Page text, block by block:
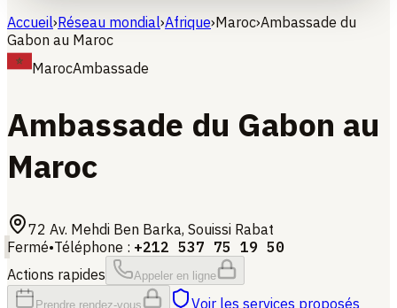
Accueil›Réseau mondial›Afrique›Maroc›Ambassade du
Gabon au Maroc
MarocAmbassade
Ambassade du Gabon au
Maroc
72 Av. Mehdi Ben Barka, Souissi Rabat
Fermé•Téléphone : +212 537 75 19 50
Actions rapides
Appeler en ligne
Prendre rendez-vous Voir les services proposés